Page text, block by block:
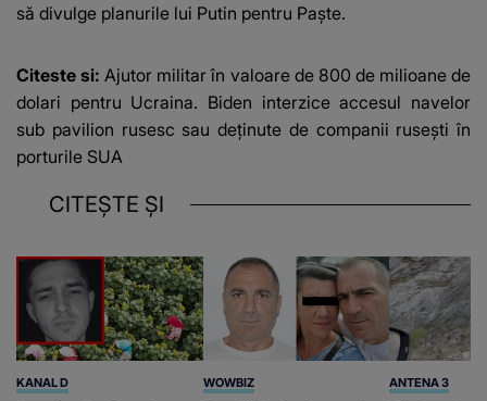
să divulge planurile lui Putin pentru Paște.
Citeste si:Ajutor militar în valoare de 800 de milioane de
dolari pentru Ucraina. Biden interzice accesul navelor
sub pavilion rusesc sau deţinute de companii ruseşti în
porturile SUA
CITEȘTE ȘI
KANAL D WOWBIZ ANTENA 3